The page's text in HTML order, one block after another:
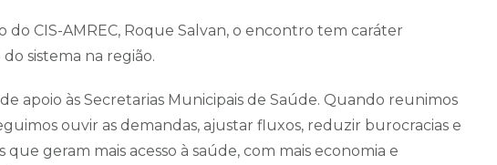
CIS-AMREC, Roque Salvan, o encontro tem caráter
sistema na região.
apoio às Secretarias Municipais de Saúde. Quando reunimos
ouvir as demandas, ajustar fluxos, reduzir burocracias e
geram mais acesso à saúde, com mais economia e